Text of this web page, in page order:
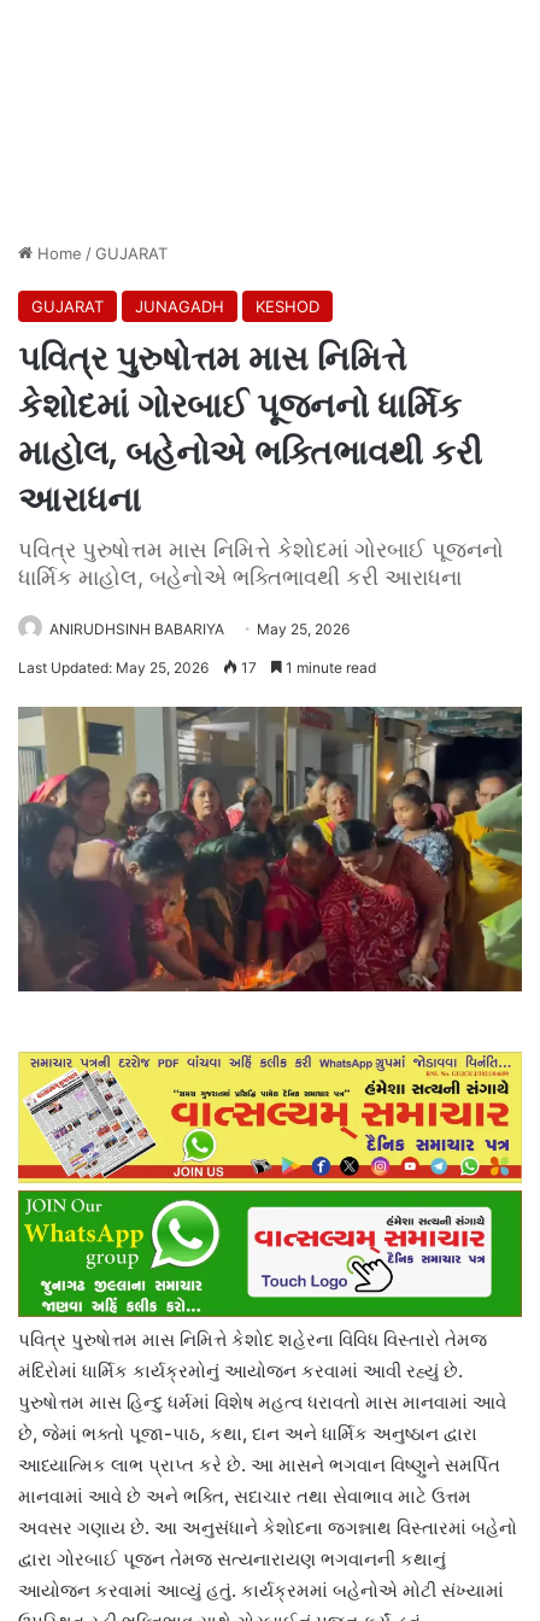
Home /GUJARAT
GUJARAT JUNAGADH KESHOD
પવિત્ર પુરુષોત્તમ માસ નિમિત્તે
કેશોદમાં ગોરબાઈ પૂજનનો ધાર્મિક
માહોલ, બહેનોએ ભક્તિભાવથી કરી
આરાધના
પવિત્ર પુરુષોત્તમ માસ નિમિત્તે કેશોદમાં ગોરબાઈ પૂજનનો
ધાર્મિક માહોલ, બહેનોએ ભક્તિભાવથી કરી આરાધના
ANIRUDHSINH BABARIYA May 25, 2026
Last Updated: May 25, 2026 17 1 minute read
પવિત્ર પુરુષોત્તમ માસ નિમિત્તે કેશોદ શહેરના વિવિધ વિસ્તારો તેમજ
મંદિરોમાં ધાર્મિક કાર્યક્રમોનું આયોજન કરવામાં આવી રહ્યું છે.
પુરુષોત્તમ માસ હિન્દુ ધર્મમાં વિશેષ મહત્વ ધરાવતો માસ માનવામાં આવે
છે, જેમાં ભક્તો પૂજા-પાઠ, કથા, દાન અને ધાર્મિક અનુષ્ઠાન દ્વારા
આધ્યાત્મિક લાભ પ્રાપ્ત કરે છે. આ માસને ભગવાન વિષ્ણુને સમર્પિત
માનવામાં આવે છે અને ભક્તિ, સદાચાર તથા સેવાભાવ માટે ઉત્તમ
અવસર ગણાય છે. આ અનુસંધાને કેશોદના જગન્નાથ વિસ્તારમાં બહેનો
દ્વારા ગોરબાઈ પૂજન તેમજ સત્યનારાયણ ભગવાનની કથાનું
આયોજન કરવામાં આવ્યું હતું. કાર્યક્રમમાં બહેનોએ મોટી સંખ્યામાં